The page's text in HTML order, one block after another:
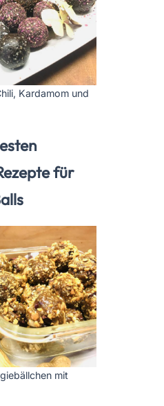
Kardamom und
für
mit